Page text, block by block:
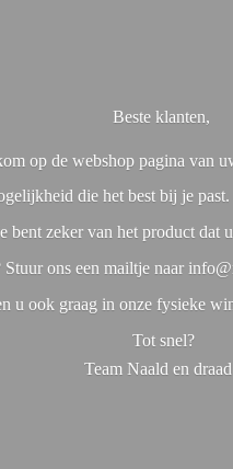
Beste klanten,
op de webshop pagina van
die het best bij je
zeker van het product
ons een mailtje naar
u ook graag in onze fysieke
Tot snel?
Team Naald en